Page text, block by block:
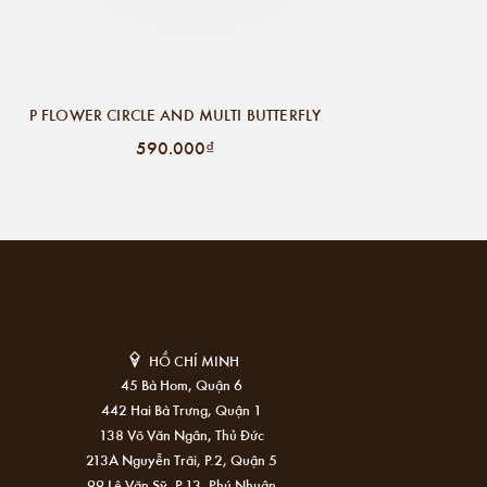
P FLOWER CIRCLE AND MULTI BUTTERFLY
590.000₫
HỒ CHÍ MINH
45 Bà Hom, Quận 6
442 Hai Bà Trưng, Quận 1
138 Võ Văn Ngân, Thủ Đức
213A Nguyễn Trãi, P.2, Quận 5